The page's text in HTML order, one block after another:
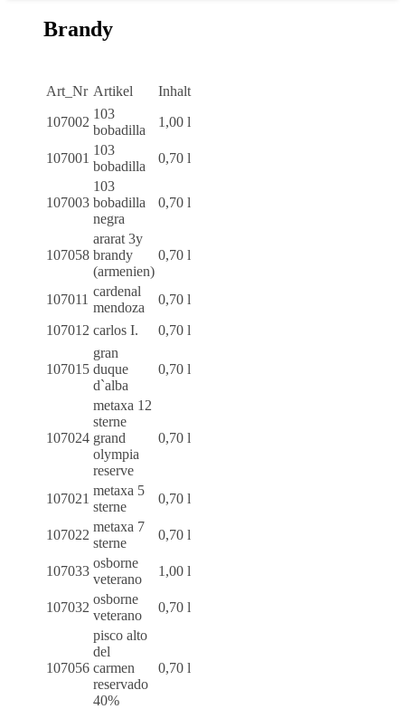
Brandy
Art_Nr Artikel
Inhalt
107002
103
bobadilla
1,00 l
107001
103
bobadilla
0,70 l
107003
103
bobadilla
negra
0,70 l
107058
ararat 3y
brandy
(armenien)
0,70 l
107011
cardenal
mendoza
0,70 l
107012 carlos I. 0,70 l
107015
gran
duque
d`alba
0,70 l
107024
metaxa 12
sterne
grand
olympia
reserve
0,70 l
107021
metaxa 5
sterne
0,70 l
107022
metaxa 7
sterne
0,70 l
107033
osborne
veterano
1,00 l
107032
osborne
veterano
0,70 l
107056
pisco alto
del
carmen
reservado
40%
0,70 l